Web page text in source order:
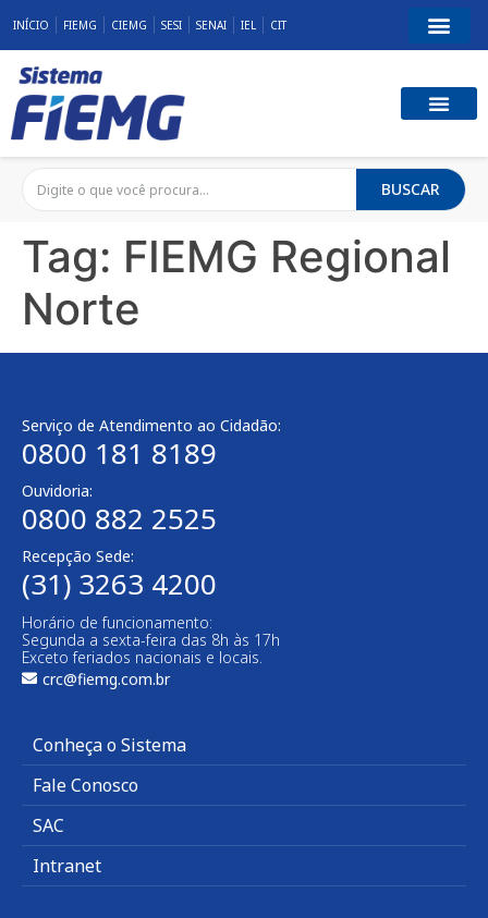
INÍCIO FIEMG CIEMG SESI SENAI IEL CIT
BUSCAR
Tag: FIEMG Regional
Norte
Serviço de Atendimento ao Cidadão:
0800 181 8189
Ouvidoria:
0800 882 2525​
Recepção Sede:
(31) 3263 4200
Horário de funcionamento:
Segunda a sexta-feira das 8h às 17h
Exceto feriados nacionais e locais.
crc@fiemg.com.br
Conheça o Sistema
Fale Conosco
SAC
Intranet